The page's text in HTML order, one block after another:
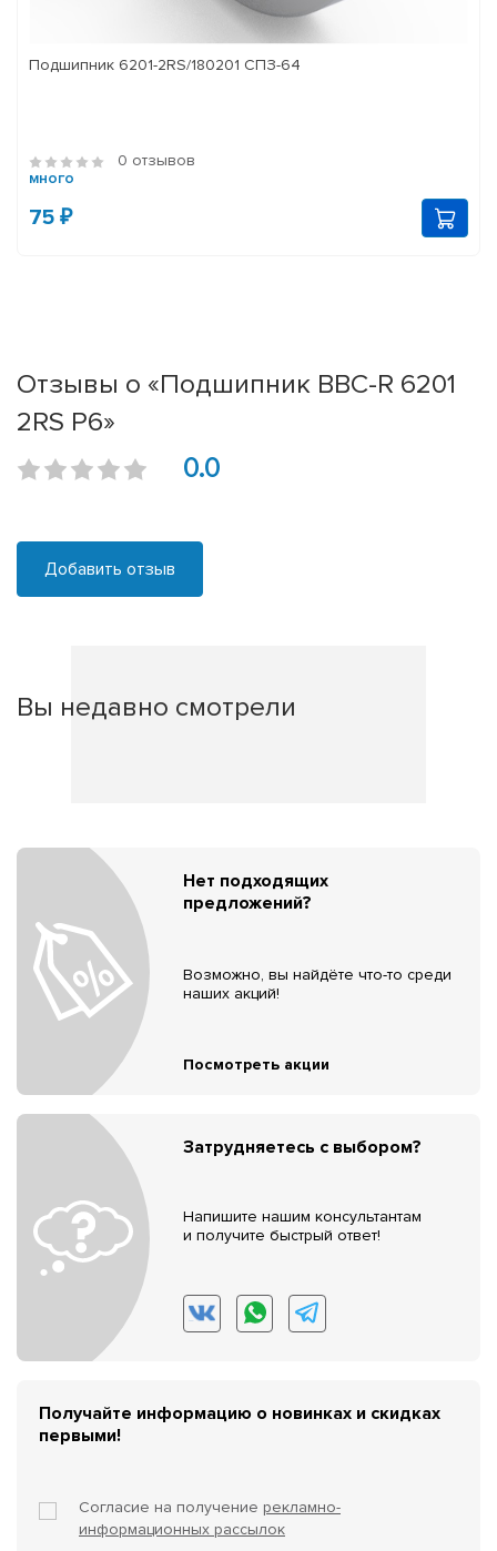
Подшипник 6201-2RS/180201 СПЗ-64
0 отзывов
много
75 ₽
Отзывы о «Подшипник BBC-R 6201
2RS P6»
0.0
Добавить отзыв
Вы недавно смотрели
Нет подходящих
предложений?
Возможно, вы найдёте что-то среди
наших акций!
Посмотреть акции
Затрудняетесь с выбором?
Напишите нашим консультантам
и получите быстрый ответ!
Получайте информацию о новинках и скидках
первыми!
Согласие на получение рекламно-
информационных рассылок